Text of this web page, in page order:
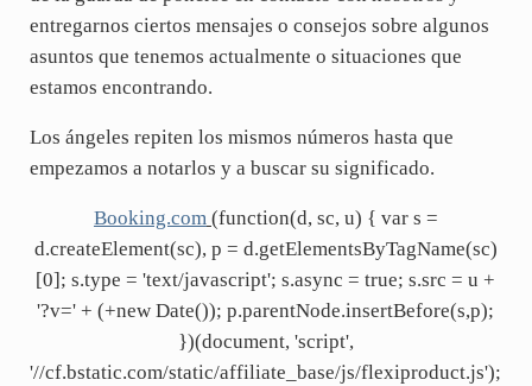
entregarnos ciertos mensajes o consejos sobre algunos
asuntos que tenemos actualmente o situaciones que
estamos encontrando.
Los ángeles repiten los mismos números hasta que
empezamos a notarlos y a buscar su significado.
Booking.com (function(d, sc, u) { var s =
d.createElement(sc), p = d.getElementsByTagName(sc)
[0]; s.type = 'text/javascript'; s.async = true; s.src = u +
'?v=' + (+new Date()); p.parentNode.insertBefore(s,p);
})(document, 'script',
'//cf.bstatic.com/static/affiliate_base/js/flexiproduct.js');